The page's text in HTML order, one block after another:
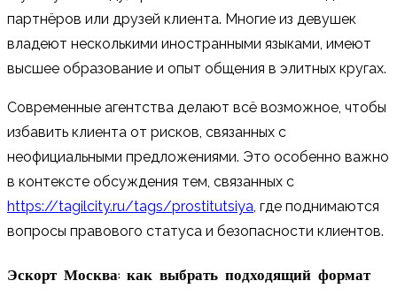
партнёров или друзей клиента. Многие из девушек
владеют несколькими иностранными языками, имеют
высшее образование и опыт общения в элитных кругах.
Современные агентства делают всё возможное, чтобы
избавить клиента от рисков, связанных с
неофициальными предложениями. Это особенно важно
в контексте обсуждения тем, связанных с
https://tagilcity.ru/tags/prostitutsiya, где поднимаются
вопросы правового статуса и безопасности клиентов.
Эскорт Москва: как выбрать подходящий формат